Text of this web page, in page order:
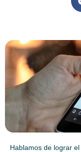
Hablamos de lograr